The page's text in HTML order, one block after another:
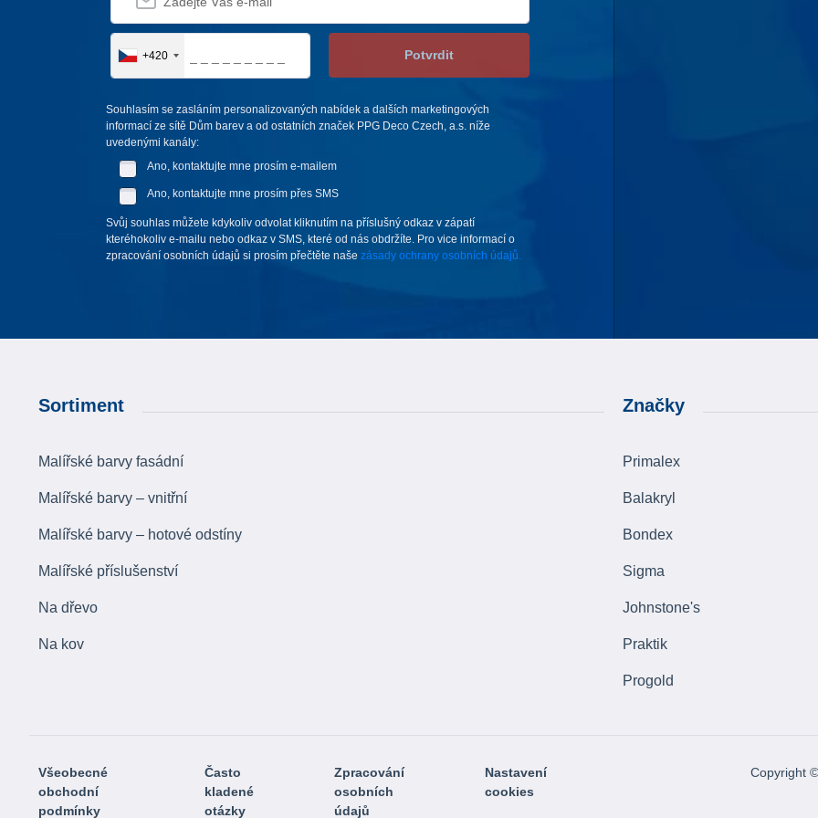
+420 Potvrdit
Souhlasím se zasláním personalizovaných nabídek a dalších marketingových
informací ze sítě Dům barev a od ostatních značek PPG Deco Czech, a.s. níže
uvedenými kanály:
Ano, kontaktujte mne prosím e-mailem
Ano, kontaktujte mne prosím přes SMS
Svůj souhlas můžete kdykoliv odvolat kliknutím na příslušný odkaz v zápatí
kteréhokoliv e-mailu nebo odkaz v SMS, které od nás obdržíte. Pro vice informací o
zpracování osobních údajů si prosím přečtěte naše zásady ochrany osobních údajů.
Sortiment
Malířské barvy fasádní
Malířské barvy – vnitřní
Malířské barvy – hotové odstíny
Malířské příslušenství
Na dřevo
Na kov
Značky
Primalex
Balakryl
Bondex
Sigma
Johnstone's
Praktik
Progold
Všeobecné
obchodní
podmínky
Často
kladené
otázky
Zpracování
osobních
údajů
Nastavení
cookies
Copyright